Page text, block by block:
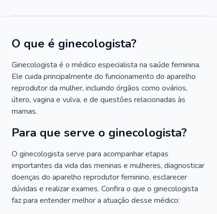
O que é ginecologista?
Ginecologista é o médico especialista na saúde feminina.
Ele cuida principalmente do funcionamento do aparelho
reprodutor da mulher, incluindo órgãos como ovários,
útero, vagina e vulva, e de questões relacionadas às
mamas.
Para que serve o ginecologista?
O ginecologista serve para acompanhar etapas
importantes da vida das meninas e mulheres, diagnosticar
doenças do aparelho reprodutor feminino, esclarecer
dúvidas e realizar exames. Confira o que o ginecologista
faz para entender melhor a atuação desse médico: